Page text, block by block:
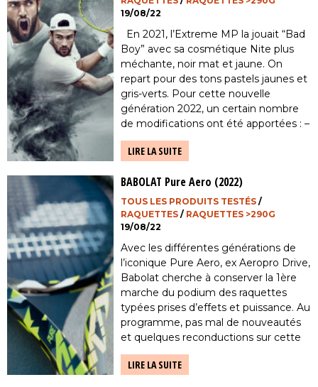
19/08/22
En 2021, l’Extreme MP la jouait “Bad
Boy” avec sa cosmétique Nite plus
méchante, noir mat et jaune. On
repart pour des tons pastels jaunes et
gris-verts. Pour cette nouvelle
génération 2022, un certain nombre
de modifications ont été apportées : –
Technologie Auxetic plus toutes les
autres déjà présentes (Spin Shaft, Spin
LIRE LA SUITE
BABOLAT Pure Aero (2022)
TOUS LES PRODUITS TESTÉS/
RAQUETTES/ RAQUETTES >290G
19/08/22
Avec les différentes générations de
l’iconique Pure Aero, ex Aeropro Drive,
Babolat cherche à conserver la 1ère
marche du podium des raquettes
typées prises d’effets et puissance. Au
programme, pas mal de nouveautés
et quelques reconductions sur cette
version 300 g FSI SPIN: Un plan de
cordage légèrement moins ouvert sur
LIRE LA SUITE